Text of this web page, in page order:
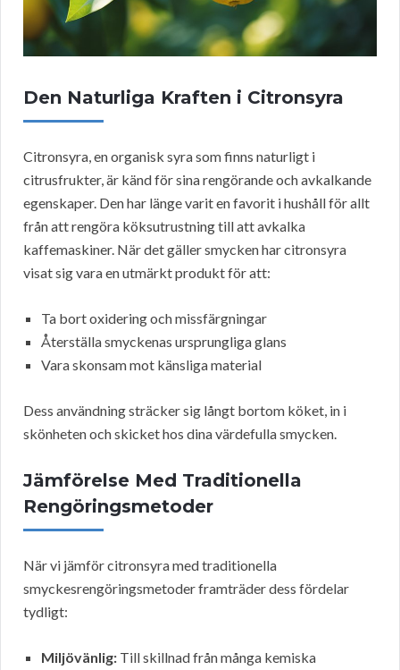
Den Naturliga Kraften i Citronsyra
Citronsyra, en organisk syra som finns naturligt i
citrusfrukter, är känd för sina rengörande och avkalkande
egenskaper. Den har länge varit en favorit i hushåll för allt
från att rengöra köksutrustning till att avkalka
kaffemaskiner. När det gäller smycken har citronsyra
visat sig vara en utmärkt produkt för att:
Ta bort oxidering och missfärgningar
Återställa smyckenas ursprungliga glans
Vara skonsam mot känsliga material
Dess användning sträcker sig långt bortom köket, in i
skönheten och skicket hos dina värdefulla smycken.
Jämförelse Med Traditionella
Rengöringsmetoder
När vi jämför citronsyra med traditionella
smyckesrengöringsmetoder framträder dess fördelar
tydligt:
Miljövänlig: Till skillnad från många kemiska